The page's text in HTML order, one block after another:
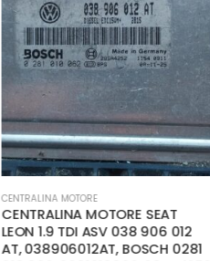
CENTRALINA MOTORE
CENTRALINA MOTORE SEAT
LEON 1.9 TDI ASV 038 906 012
AT, 038906012AT, BOSCH 0281